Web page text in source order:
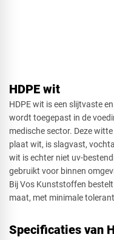
HDPE wit
HDPE wit is een slijtvaste
wordt toegepast in de
medische sector. Deze
plaat wit, is slagvast,
wit is echter niet uv-
gebruikt voor binnen
Bij Vos Kunststoffen
maat, met minimale
Specificaties van